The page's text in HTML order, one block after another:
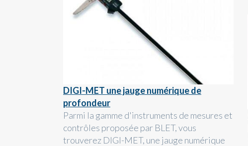
DIGI-MET une jauge numérique de
profondeur
Parmi la gamme d'instruments de mesures et
contrôles proposée par BLET, vous
trouverez DIGI-MET, une jauge numérique